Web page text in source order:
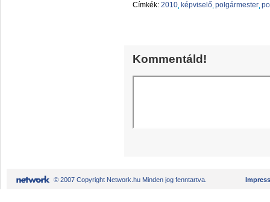
Címkék: 2010 képviselő polgármester
Kommentáld!
© 2007 Copyright Network.hu Minden jog fenntartva.